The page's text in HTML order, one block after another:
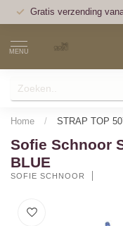
Gratis verzending
MENU
Home / STRAP TOP
Sofie Schnoor
BLUE
SOFIE SCHNOOR